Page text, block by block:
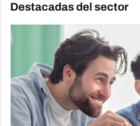
Destacadas del sector